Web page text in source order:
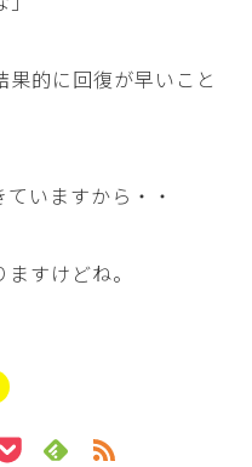
果的に回復が早いこと
いますから・・
すけどね。